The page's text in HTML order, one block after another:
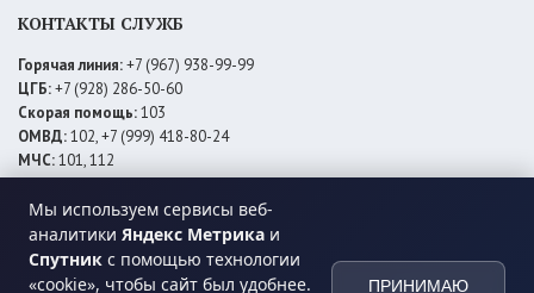
Мы используем сервисы веб-
аналитики Яндекс Метрика и
Спутник с помощью технологии
«cookie», чтобы сайт был удобнее.
ПРИНИМАЮ
КОНТАКТЫ СЛУЖБ
Горячая линия:+7 (967) 938-99-99
ЦГБ:+7 (928) 286-50-60
Скорая помощь:103
ОМВД:102, +7 (999) 418-80-24
МЧС:101, 112
ЕДДС:+7 (928) 576-09-83
Электросети:+7 (800) 220-02-20
Даггаз:+7 (928) 980-64-04
Горводоснаб: +7 (928) 559-59-74
Теплоснаб: +7 (928) 873-27-09